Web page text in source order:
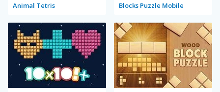
Animal Tetris Blocks Puzzle Mobile